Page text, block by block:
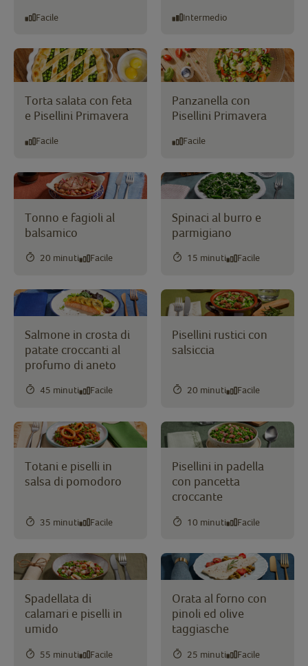
Facile Intermedio
Torta salata con feta
e Pisellini Primavera
Facile
Panzanella con
Pisellini Primavera
Facile
Tonno e fagioli al
balsamico
20 minuti Facile
Spinaci al burro e
parmigiano
15 minuti Facile
Salmone in crosta di
patate croccanti al
profumo di aneto
45 minuti Facile
Pisellini rustici con
salsiccia
20 minuti Facile
Totani e piselli in
salsa di pomodoro
35 minuti Facile
Pisellini in padella
con pancetta
croccante
10 minuti Facile
Spadellata di
calamari e piselli in
umido
55 minuti Facile
Orata al forno con
pinoli ed olive
taggiasche
25 minuti Facile